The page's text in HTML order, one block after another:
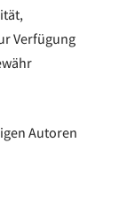
Verfügung
Autoren